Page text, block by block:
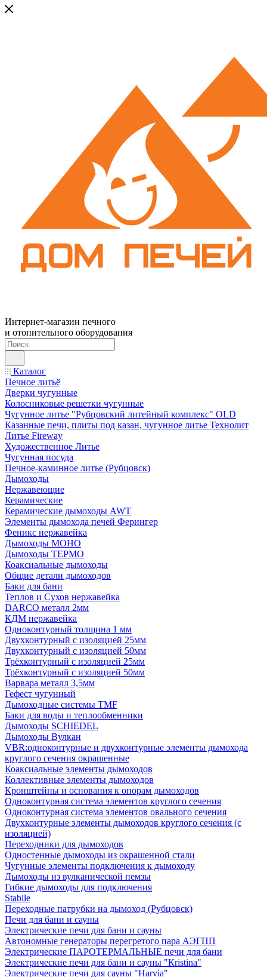
Интернет-магазин печного
и отопительного оборудования
Каталог
Печное литьё
Дверки чугунные
Колосниковые решетки чугунные
Чугунное литье "Рубцовский литейный комплекс" OLD
Казанные печи, плиты под казан, чугунное литье Технолит
Литье Fireway
Художественное Литье
Чугунная посуда
Печное-каминное литье (Рубцовск)
Дымоходы
Нержавеющие
Керамические
Керамические дымоходы AWT
Элементы дымохода печей Ферингер
Феникс нержавейка
Дымоходы МОНО
Дымоходы ТЕРМО
Коаксиальные дымоходы
Общие детали дымоходов
Баки для бани
Теплов и Сухов нержавейка
DARCO металл 2мм
КДМ нержавейка
Одноконтурный толщина 1 мм
Двухконтурный с изоляцией 25мм
Двухконтурный с изоляцией 50мм
Трёхконтурный с изоляцией 25мм
Трёхконтурный с изоляцией 50мм
Варвара металл 3,5мм
Гефест чугунный
Дымоходные системы TMF
Баки для воды и теплообменники
Дымоходы SCHIEDEL
Дымоходы Вулкан
VBR:одноконтурные и двухконтурные элементы дымохода
круглого сечения окрашенные
Коаксиальные элементы дымоходов
Коллективные элементы дымоходов
Кронштейны и основания к опорам дымоходов
Одноконтурная система элементов круглого сечения
Одноконтурная система элементов овального сечения
Двухконтурные элементы дымоходов круглого сечения (с
изоляцией)
Переходники для дымоходов
Одностенные дымоходы из окрашенной стали
Чугунные элементы подключения к дымоходу
Дымоходы из вулканической пемзы
Гибкие дымоходы для подключения
Stabile
Переходные патрубки на дымоход (Рубцовск)
Печи для бани и сауны
Электрические печи для бани и сауны
Автономные генераторы перегретого пара АЭГПП
Электрические ПАРОТЕРМАЛЬНЫЕ печи для бани
Электрические печи для бани и сауны "Кristina"
Электрические печи для сауны "Harvia"